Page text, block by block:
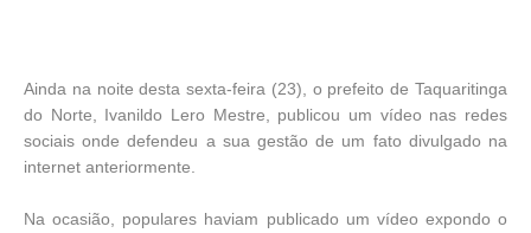
Ainda na noite desta sexta-feira (23), o prefeito de Taquaritinga
do Norte, Ivanildo Lero Mestre, publicou um vídeo nas redes
sociais onde defendeu a sua gestão de um fato divulgado na
internet anteriormente.
Na ocasião, populares haviam publicado um vídeo expondo o